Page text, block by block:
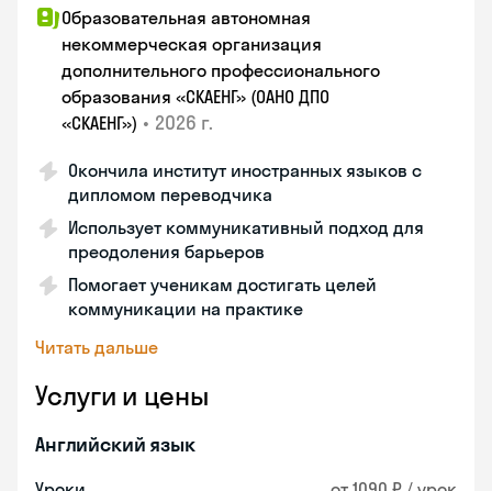
Образовательная автономная
некоммерческая организация
дополнительного профессионального
образования «СКАЕНГ» (ОАНО ДПО
«СКАЕНГ») • 2026 г.
Окончила институт иностранных языков с
дипломом переводчика
Использует коммуникативный подход для
преодоления барьеров
Помогает ученикам достигать целей
коммуникации на практике
Читать дальше
Услуги и цены
Английский язык